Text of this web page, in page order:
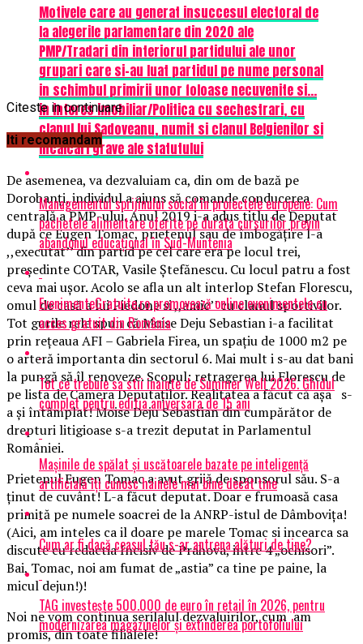
Motivele care au generat insuccesul electoral de
la alegerile parlamentare din 2020 ale
PMP/Tradari din interiorul partidului ale unor
grupari care si-au luat partidul pe nume personal
in schimbul primirii unor foloase necuvenite si…
in interes imobiliar/Politica cu sechestrari, cu
clanul lui Sadoveanu, numit si clanul Belgienilor si
incalcari grave ale statutului
De asemenea, va dezvaluiam ca, din om de bază pe
Dorobanți, individul a ajuns să comande conducerea
centrală a PMP-ului. Anul 2019 i-a adus titlu de Deputat
după ce Eugen Tomac, prietenul sau de îmbogățire l-a
,,executat’’ din partid pe cel care era pe locul trei,
președinte COTAR, Vasile Ștefănescu. Cu locul patru a fost
ceva mai ușor. Acolo se afla un alt interlop Stefan Florescu,
omul de casă a lui Piedone si ,,amic’’ cu clanul sportivilor.
Tot gurile rele spun că Moise Deju Sebastian i-a facilitat
prin rețeaua AFI – Gabriela Firea, un spațiu de 1000 m2 pe
o arteră importanta din sectorul 6. Mai mult i s-au dat bani
la pungă să îl renoveze. Scopul: retragerea lui Florescu de
pe lista de Camera Deputaților. Realitatea a făcut că așa s-
a și întâmplat! Moise Deju Sebastian din cumpărător de
drepturi litigioase s-a trezit deputat in Parlamentul
României.
Prietenul Eugen Tomac a avut grijă de sponsorul său. S-a
ținut de cuvânt! L-a făcut deputat. Doar e frumoasă casa
primită pe numele soacrei de la ANRP-istul de Dâmbovița!
(Aici, am inteles ca il doare pe marele Tomac si incearca sa
discute cu redactia Incisiv de Prahova, intre 4 „ochisori”.
Bai, Tomac, noi am fumat de „astia” ca tine pe paine, la
micul dejun!)!
Noi ne vom continua serilalul dezvaluirilor, cum am
promis, din toate filialele!
Citeste in continuare
Iti recomandam
Managementul sprijinului social în proiectele europene: Cum
pachetele alimentare oferite pe durata cursurilor previn
abandonul educațional în Sud-Muntenia
EvenimenteGratuite.ro promovează online evenimentele cu
acces gratuit din România
Tot ce trebuie sa stii inainte de Summer Well 2026. Ghidul
complet pentru editia aniversara de 15 ani
Mașinile de spălat și uscătoarele bazate pe inteligență
artificială îți cunosc hainele mai bine decât tine
Cum ar fi dacă ceasul tău s-ar antrena alături de tine?
TAG investește 500.000 de euro în retail în 2026, pentru
modernizarea magazinelor și extinderea portofoliului